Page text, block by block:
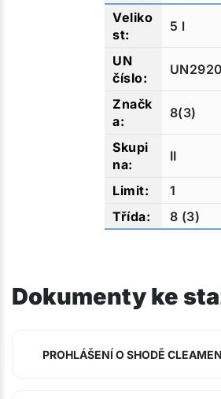
5 l
UN2920
8(3)
II
1
8 (3)
Dokumenty ke
PROHLÁŠENÍ O SHODĚ